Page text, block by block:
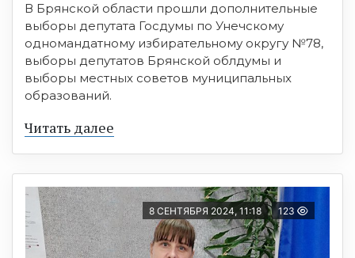
В Брянской области прошли дополнительные
выборы депутата Госдумы по Унечскому
одномандатному избирательному округу №78,
выборы депутатов Брянской облдумы и
выборы местных советов муниципальных
образований.
Читать далее
8 СЕНТЯБРЯ 2024, 11:18 123